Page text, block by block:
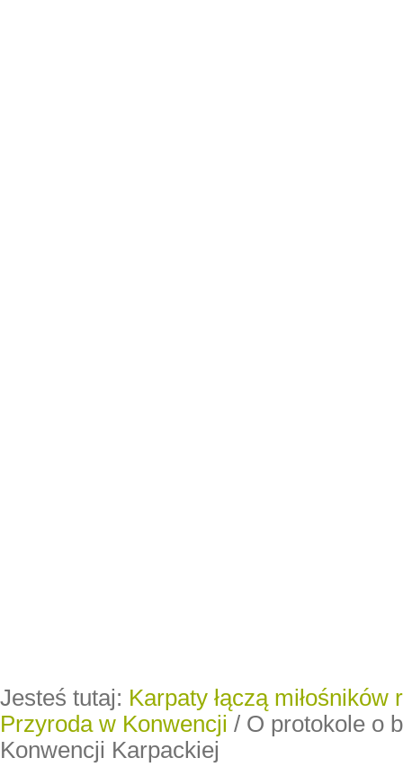
Jesteś tutaj: Karpaty łączą miłośników
Przyroda w Konwencji / O protokole o
Konwencji Karpackiej